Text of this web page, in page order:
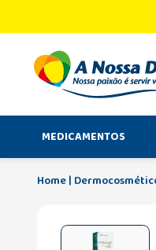
MEDICAMENTOS